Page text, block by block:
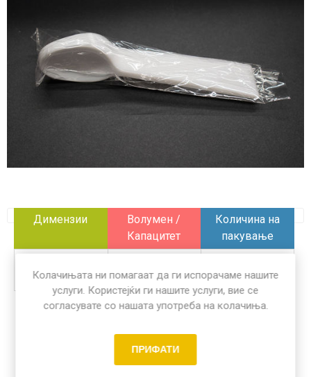
Димензии
Волумен /
Капацитет
Количина на
пакување
Колачињата ни помагаат да ги испорачаме нашите
услуги. Користејќи ги нашите услуги, вие се
согласувате со нашата употреба на колачиња.
ПРИФАТИ